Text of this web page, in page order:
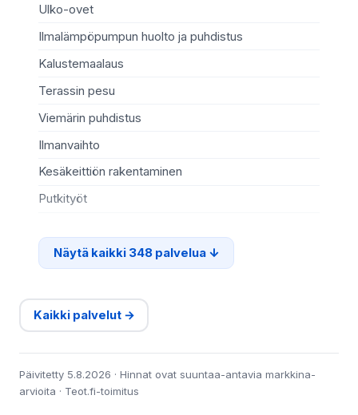
Ulko-ovet
Ilmalämpöpumpun huolto ja puhdistus
Kalustemaalaus
Terassin pesu
Viemärin puhdistus
Ilmanvaihto
Kesäkeittiön rakentaminen
Putkityöt
Näytä kaikki 348 palvelua
Kaikki palvelut →
Päivitetty 5.8.2026 · Hinnat ovat suuntaa-antavia markkina-
arvioita · Teot.fi-toimitus